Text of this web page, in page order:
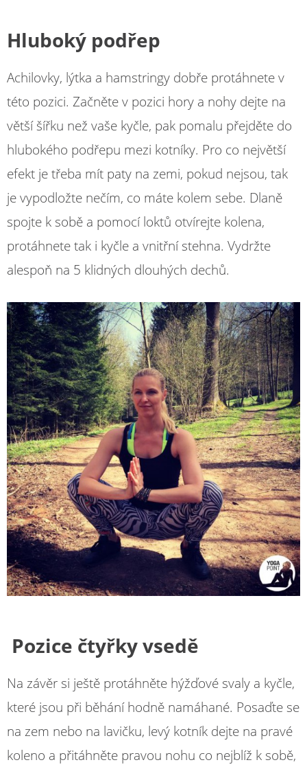
Hluboký podřep
Achilovky, lýtka a hamstringy dobře protáhnete v
této pozici. Začněte v pozici hory a nohy dejte na
větší šířku než vaše kyčle, pak pomalu přejděte do
hlubokého podřepu mezi kotníky. Pro co největší
efekt je třeba mít paty na zemi, pokud nejsou, tak
je vypodložte nečím, co máte kolem sebe. Dlaně
spojte k sobě a pomocí loktů otvírejte kolena,
protáhnete tak i kyčle a vnitřní stehna. Vydržte
alespoň na 5 klidných dlouhých dechů.
Pozice čtyřky vsedě
Na závěr si ještě protáhněte hýžďové svaly a kyčle,
které jsou při běhání hodně namáhané. Posaďte se
na zem nebo na lavičku, levý kotník dejte na pravé
koleno a přitáhněte pravou nohu co nejblíž k sobě,